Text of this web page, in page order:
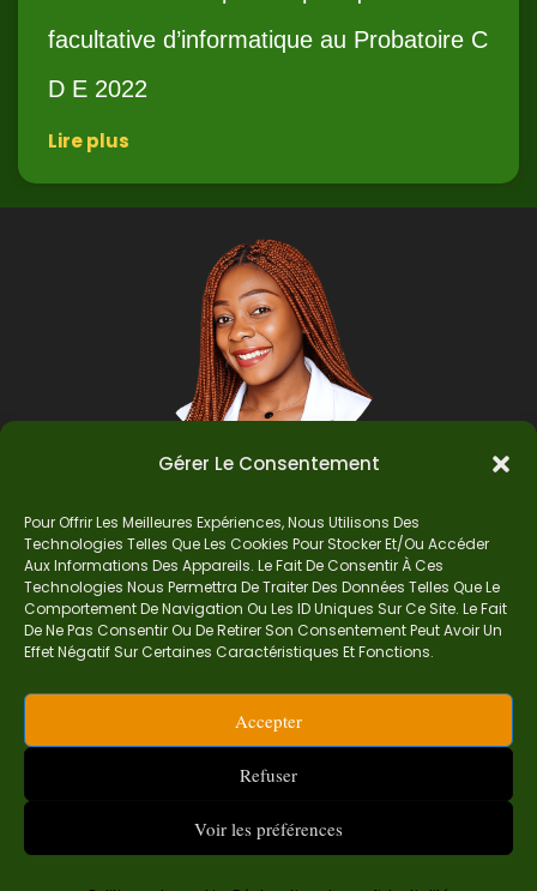
Gérer Le Consentement
Pour Offrir Les Meilleures Expériences, Nous Utilisons Des
Technologies Telles Que Les Cookies Pour Stocker Et/ou Accéder
Aux Informations Des Appareils. Le Fait De Consentir À Ces
Technologies Nous Permettra De Traiter Des Données Telles Que Le
Comportement De Navigation Ou Les ID Uniques Sur Ce Site. Le Fait
De Ne Pas Consentir Ou De Retirer Son Consentement Peut Avoir Un
Effet Négatif Sur Certaines Caractéristiques Et Fonctions.
Accepter
Refuser
Voir les préférences
facultative d’informatique au Probatoire C
D E 2022
Lire plus
Auteur
Je suis Madame Mba, une enseignante certifiée
de mathématiques. Sur Ndolomath, je partage
aimer et réussir en maths pas à pas.
contact.ndolomath@gmail.com ou au